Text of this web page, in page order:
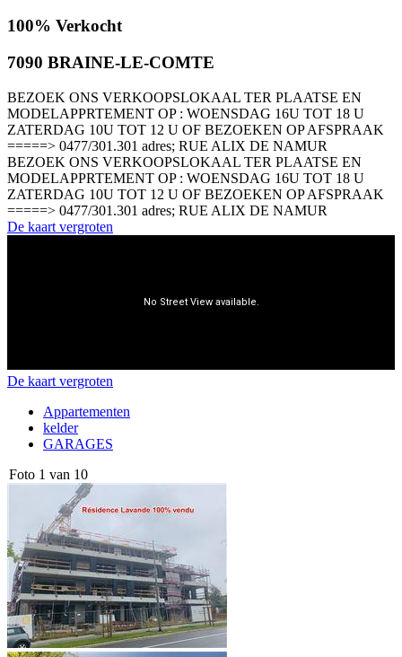
100% Verkocht
7090 BRAINE-LE-COMTE
BEZOEK ONS VERKOOPSLOKAAL TER PLAATSE EN
MODELAPPRTEMENT OP : WOENSDAG 16U TOT 18 U
ZATERDAG 10U TOT 12 U OF BEZOEKEN OP AFSPRAAK
=====> 0477/301.301 adres; RUE ALIX DE NAMUR
BEZOEK ONS VERKOOPSLOKAAL TER PLAATSE EN
MODELAPPRTEMENT OP : WOENSDAG 16U TOT 18 U
ZATERDAG 10U TOT 12 U OF BEZOEKEN OP AFSPRAAK
=====> 0477/301.301 adres; RUE ALIX DE NAMUR
De kaart vergroten
De kaart vergroten
Appartementen
kelder
GARAGES
Foto 1 van 10